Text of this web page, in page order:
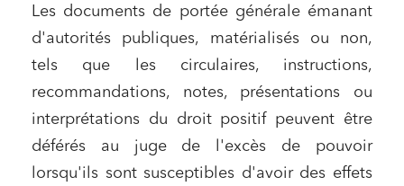
Les documents de portée générale émanant
d'autorités publiques, matérialisés ou non,
tels que les circulaires, instructions,
recommandations, notes, présentations ou
interprétations du droit positif peuvent être
déférés au juge de l'excès de pouvoir
lorsqu'ils sont susceptibles d'avoir des effets